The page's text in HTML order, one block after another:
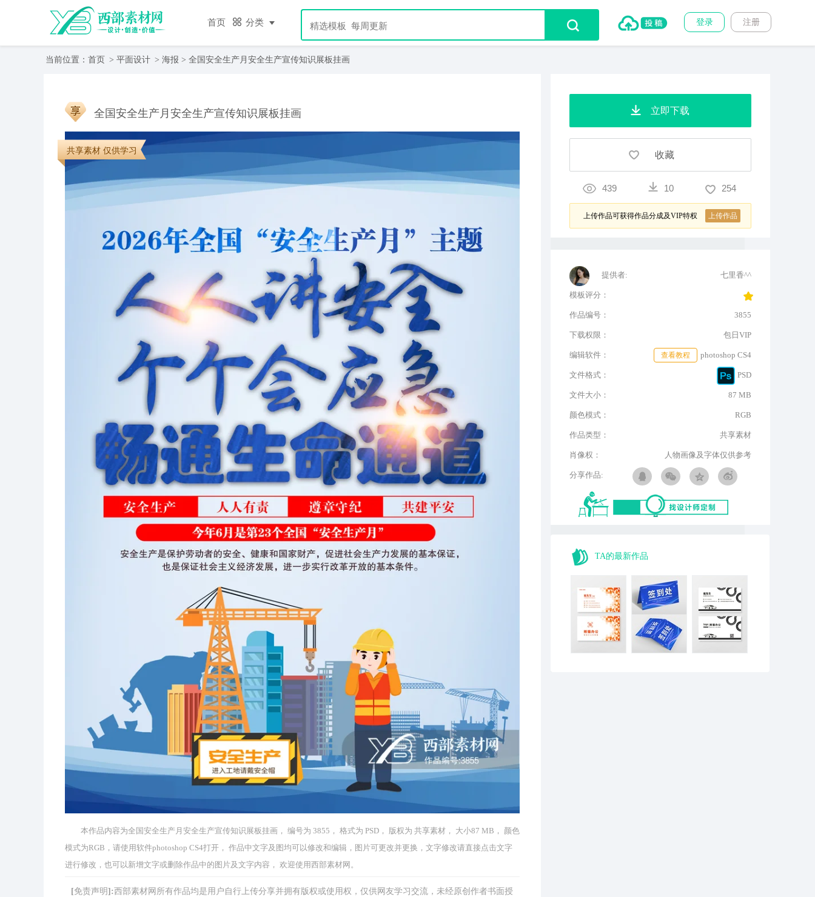
首页 分类 注册
登录
当前位置： 首页 > 平面设计 > 海报 > 全国安全生产月安全生产宣传知识展板挂画
全国安全生产月安全生产宣传知识展板挂画
共享素材 仅供学习
本作品内容为全国安全生产月安全生产宣传知识展板挂画， 编号为 3855， 格式为 PSD， 版权为 共享素材， 大小87 MB， 颜色
模式为RGB，请使用软件photoshop CS4打开， 作品中文字及图均可以修改和编辑，图片可更改并更换，文字修改请直接点击文字
进行修改，也可以新增文字或删除作品中的图片及文字内容， 欢迎使用西部素材网。
[免责声明]:西部素材网所有作品均是用户自行上传分享并拥有版权或使用权，仅供网友学习交流，未经原创作者书面授
立即下载
收藏
439 10 254
上传作品可获得作品分成及VIP特权 上传作品
提供者: 七里香^^
模板评分：
作品编号： 3855
下载权限： 包日VIP
编辑软件： photoshop CS4
查看教程
文件格式： PSD
文件大小： 87 MB
颜色模式： RGB
作品类型： 共享素材
肖像权： 人物画像及字体仅供参考
分享作品:
TA的最新作品